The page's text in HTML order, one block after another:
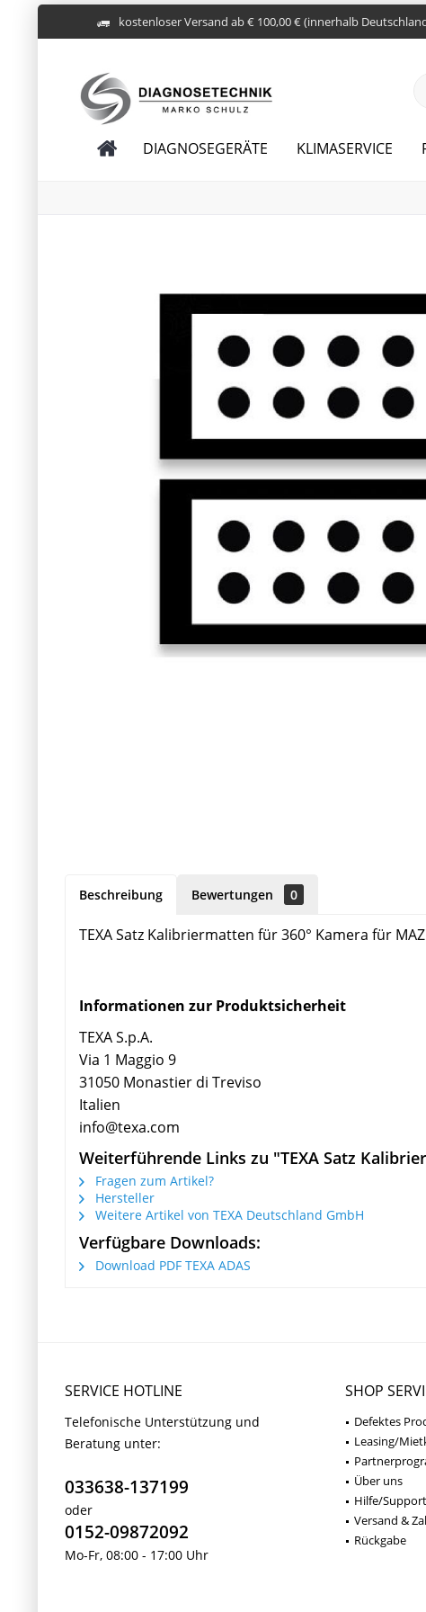
kostenloser Versand ab € 100,00 € (innerhalb
DIAGNOSEGERÄTE KLIMASERVICE
Beschreibung Bewertungen 0
TEXA Satz Kalibriermatten für 360° Kamera für
Informationen zur Produktsicherheit
TEXA S.p.A.
Via 1 Maggio 9
31050 Monastier di Treviso
Italien
info@texa.com
Weiterführende Links zu "TEXA Satz
Fragen zum Artikel?
Hersteller
Weitere Artikel von TEXA Deutschland GmbH
Verfügbare Downloads:
Download PDF TEXA ADAS
SERVICE HOTLINE
Telefonische Unterstützung und
Beratung unter:
033638-137199
oder
0152-09872092
Mo-Fr, 08:00 - 17:00 Uhr
SHOP
Defektes
Leasing/
Über uns
Hilfe/Support
Versand &
Rückgabe